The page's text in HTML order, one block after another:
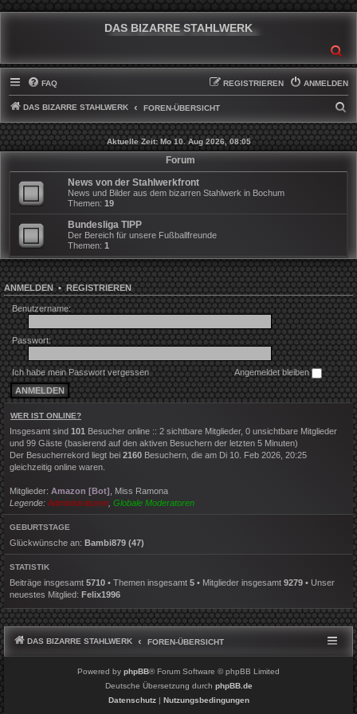
DAS BIZARRE STAHLWERK
FAQ ANMELDEN
REGISTRIEREN
DAS BIZARRE STAHLWERK FOREN-ÜBERSICHT
U
C
Aktuelle Zeit: Mo 10. Aug 2026, 08:05
Forum
News von der Stahlwerkfront
News und Bilder aus dem bizarren Stahlwerk in Bochum
Themen: 19
Bundesliga TIPP
Der Bereich für unsere Fußballfreunde
Themen: 1
ANMELDEN•REGISTRIEREN
Benutzername:
Passwort:
Ich habe mein Passwort vergessen Angemeldet bleiben
WER IST ONLINE?
Insgesamt sind 101 Besucher online :: 2 sichtbare Mitglieder, 0 unsichtbare Mitglieder
und 99 Gäste (basierend auf den aktiven Besuchern der letzten 5 Minuten)
Der Besucherrekord liegt bei 2160 Besuchern, die am Di 10. Feb 2026, 20:25
gleichzeitig online waren.
Mitglieder: Amazon [Bot]
Miss Ramona
Legende: Administratoren Globale Moderatoren
GEBURTSTAGE
Glückwünsche an: Bambi879 (47)
STATISTIK
Beiträge insgesamt 5710 • Themen insgesamt 5 • Mitglieder insgesamt 9279 • Unser
neuestes Mitglied: Felix1996
DAS BIZARRE STAHLWERK FOREN-ÜBERSICHT
Powered by phpBB® Forum Software © phpBB Limited
Deutsche Übersetzung durch phpBB.de
Datenschutz| Nutzungsbedingungen